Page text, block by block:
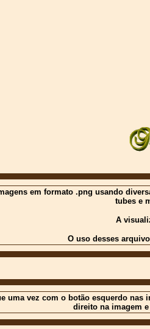
em formato .png usando
tubes e
A
O uso desses
uma vez com o botão esquerdo nas
direito na imagem